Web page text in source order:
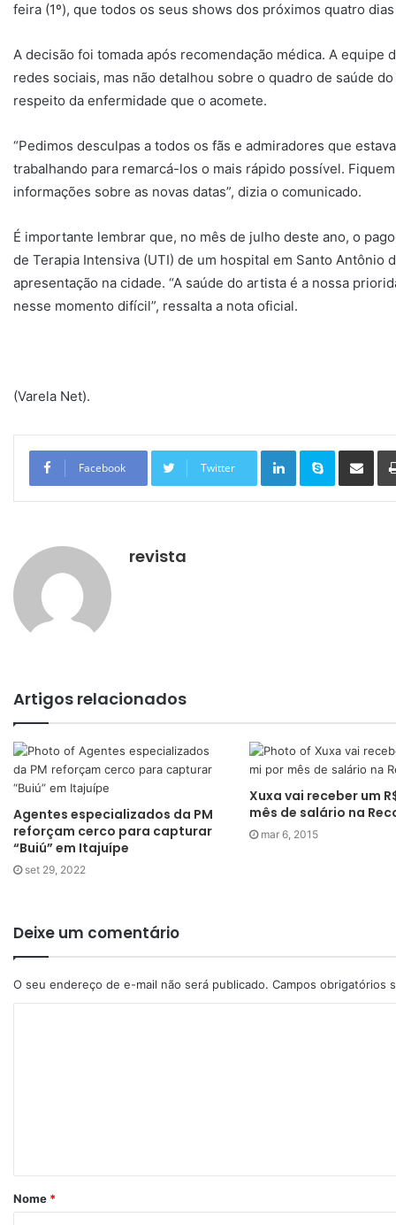
feira (1º), que todos os seus shows dos próximos quatro
A decisão foi tomada após recomendação médica. A
redes sociais, mas não detalhou sobre o quadro de saúde
respeito da enfermidade que o acomete.
“Pedimos desculpas a todos os fãs e admiradores que
trabalhando para remarcá-los o mais rápido possível.
informações sobre as novas datas”, dizia o comunicado.
É importante lembrar que, no mês de julho deste ano, o
de Terapia Intensiva (UTI) de um hospital em Santo Antônio
apresentação na cidade. “A saúde do artista é a nossa
nesse momento difícil”, ressalta a nota oficial.
(Varela Net).
Facebook Twitter
Linkedin Skype
revista
Artigos relacionados
Agentes especializados da PM
reforçam cerco para capturar
“Buiú” em Itajuípe
set 29, 2022
Xuxa vai receber um
mês de salário na
mar 6, 2015
Deixe um comentário
O seu endereço de e-mail não será publicado. Campos obrigatórios
Nome *